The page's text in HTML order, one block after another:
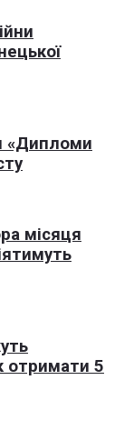
«Дипломи
місяця
отримати 5